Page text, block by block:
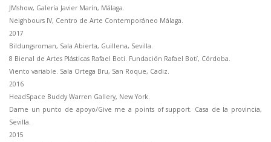
JMshow, Galería Javier Marín, Málaga.
Neighbours IV, Centro de Arte Contemporáneo Málaga.
2017
Bildungsroman, Sala Abierta, Guillena, Sevilla.
8 Bienal de Artes Plásticas Rafael Botí. Fundación Rafael Botí, Córdoba.
Viento variable. Sala Ortega Bru, San Roque, Cadiz.
2016
HeadSpace Buddy Warren Gallery, New York.
Dame un punto de apoyo/Give me a points of support. Casa de la provincia,
Sevilla.
2015